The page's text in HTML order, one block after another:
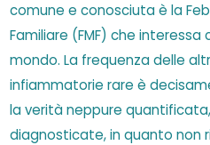
comune e conosciuta è la
Familiare (FMF) che interessa
mondo. La frequenza delle
infiammatorie rare è
la verità neppure
diagnosticate, in quanto non